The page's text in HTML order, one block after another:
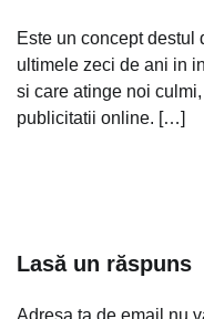
Este un concept destul
ultimele zeci de ani in
si care atinge noi
publicitatii online. […]
Lasă un răspuns